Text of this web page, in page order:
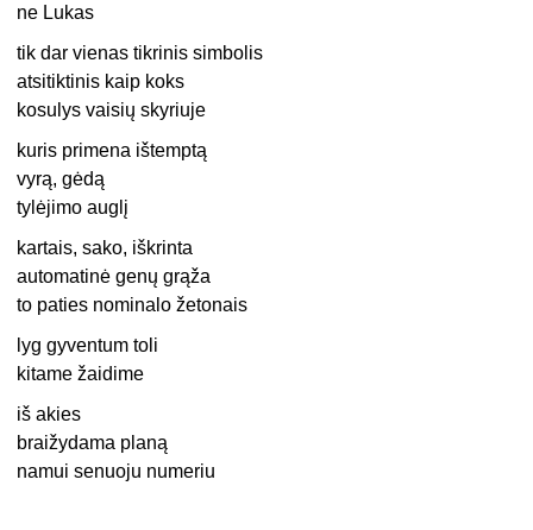
ne Lukas
tik dar vienas tikrinis simbolis
atsitiktinis kaip koks
kosulys vaisių skyriuje
kuris primena ištemptą
vyrą, gėdą
tylėjimo auglį
kartais, sako, iškrinta
automatinė genų grąža
to paties nominalo žetonais
lyg gyventum toli
kitame žaidime
iš akies
braižydama planą
namui senuoju numeriu